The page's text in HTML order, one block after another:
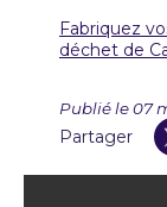
Fabriquez
déchet de
Publié le 07
Partager